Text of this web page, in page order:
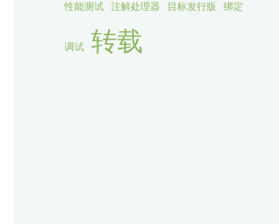
性能测试 注解处理器 目标发行版 绑定
调试 转载